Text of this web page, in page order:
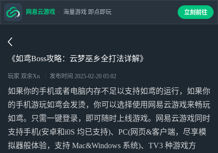
《如鸢Boss攻略：云梦巫乡全打法详解》
玩家 双余Xn 发布时间 2025-02-20 05:02
如果你的手机或者电脑内存不足以支持如鸢的运行，如果你
的手机游玩如鸢会发烫，你可以选择使用网易云游戏来畅玩
如鸢。只需一键登录，即可随时上线游戏。网易云游戏同时
支持手机(安卓和i0S 均已支持)、PC(网页&客户端，尽享模
拟器般体验，支持 Mac&Windows 系统)、TV3 种游戏方
网易云游戏 海量游戏 即点即玩 立刻前往